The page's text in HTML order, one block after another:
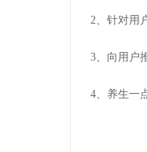
2、针对用
3、向用户
4、养生一